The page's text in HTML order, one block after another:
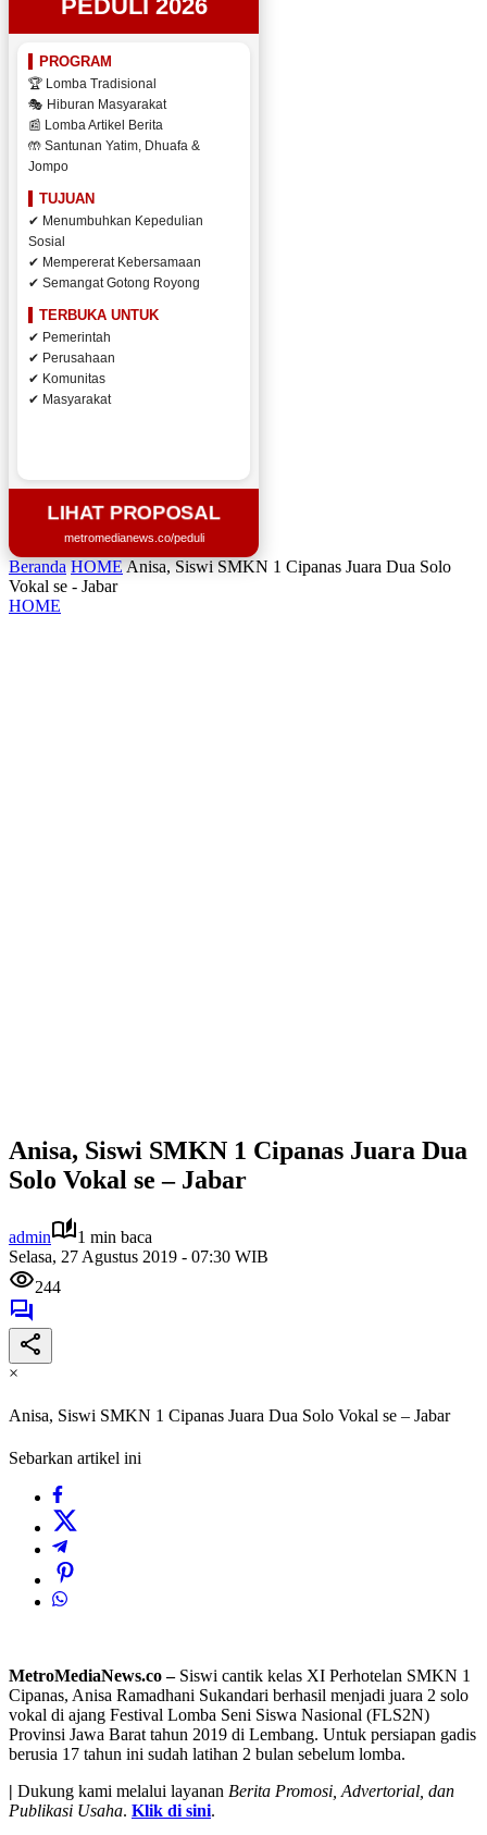
PEDULI 2026
PROGRAM
🏆 Lomba Tradisional
🎭 Hiburan Masyarakat
📰 Lomba Artikel Berita
🤲 Santunan Yatim, Dhuafa &
Jompo
TUJUAN
✔ Menumbuhkan Kepedulian
Sosial
✔ Mempererat Kebersamaan
✔ Semangat Gotong Royong
TERBUKA UNTUK
✔ Pemerintah
✔ Perusahaan
✔ Komunitas
✔ Masyarakat
LIHAT PROPOSAL
metromedianews.co/peduli
Beranda HOMEAnisa, Siswi SMKN 1 Cipanas Juara Dua Solo
Vokal se - Jabar
HOME
Anisa, Siswi SMKN 1 Cipanas Juara Dua
Solo Vokal se – Jabar
admin
1 min baca
Selasa, 27 Agustus 2019 - 07:30 WIB
244
×
Anisa, Siswi SMKN 1 Cipanas Juara Dua Solo Vokal se – Jabar
Sebarkan artikel ini
MetroMediaNews.co –Siswi cantik kelas XI Perhotelan SMKN 1
Cipanas, Anisa Ramadhani Sukandari berhasil menjadi juara 2 solo
vokal di ajang Festival Lomba Seni Siswa Nasional (FLS2N)
Provinsi Jawa Barat tahun 2019 di Lembang. Untuk persiapan gadis
berusia 17 tahun ini sudah latihan 2 bulan sebelum lomba.
| Dukung kami melalui layanan Berita Promosi, Advertorial, dan
Publikasi Usaha. Klik di sini.